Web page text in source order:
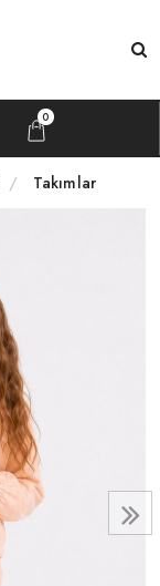
0
Takımlar